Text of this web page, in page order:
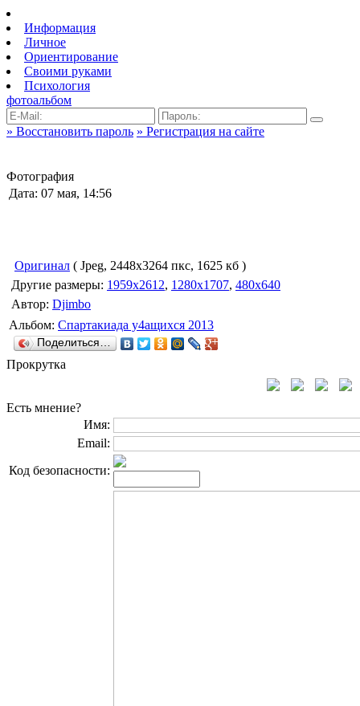
Информация
Личное
Ориентирование
Своими руками
Психология
фотоальбом
» Восстановить пароль » Регистрация на сайте
Фотография
Дата: 07 мая, 14:56
Оригинал ( Jpeg, 2448x3264 пкс, 1625 кб )
Другие размеры: 1959x2612, 1280x1707, 480x640
Автор: Djimbo
Альбом: Спартакиада у4ащихся 2013
Поделиться…
Прокрутка
Есть мнение?
Имя:
Email:
Код безопасности: